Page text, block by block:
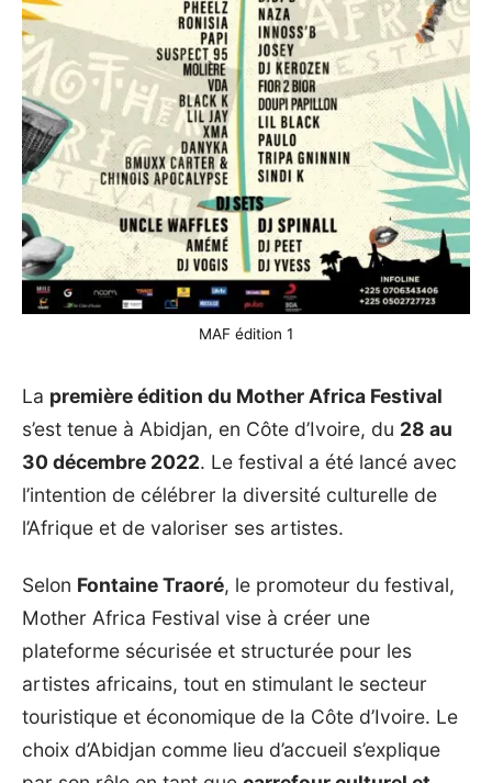
MAF édition 1
La première édition du Mother Africa Festival
s’est tenue à Abidjan, en Côte d’Ivoire, du 28 au
30 décembre 2022. Le festival a été lancé avec
l’intention de célébrer la diversité culturelle de
l’Afrique et de valoriser ses artistes.
Selon Fontaine Traoré, le promoteur du festival,
Mother Africa Festival vise à créer une
plateforme sécurisée et structurée pour les
artistes africains, tout en stimulant le secteur
touristique et économique de la Côte d’Ivoire. Le
choix d’Abidjan comme lieu d’accueil s’explique